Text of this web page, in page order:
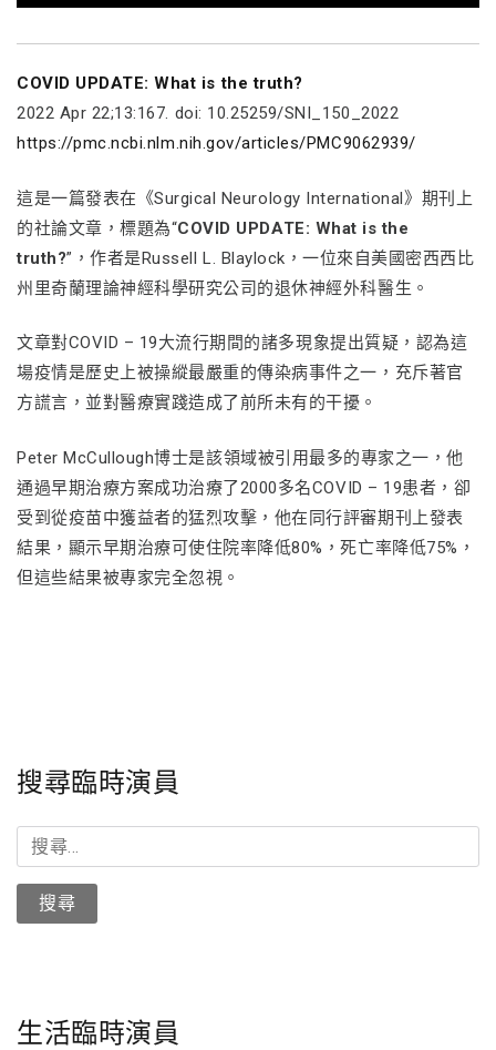
COVID UPDATE: What is the truth?
2022 Apr 22;13:167. doi: 10.25259/SNI_150_2022
https://pmc.ncbi.nlm.nih.gov/articles/PMC9062939/
這是一篇發表在《Surgical Neurology International》期刊上
的社論文章，標題為“COVID UPDATE: What is the
truth?”，作者是Russell L. Blaylock，一位來自美國密西西比
州里奇蘭理論神經科學研究公司的退休神經外科醫生。
文章對COVID – 19大流行期間的諸多現象提出質疑，認為這
場疫情是歷史上被操縱最嚴重的傳染病事件之一，充斥著官
方謊言，並對醫療實踐造成了前所未有的干擾。
Peter McCullough博士是該領域被引用最多的專家之一，他
通過早期治療方案成功治療了2000多名COVID – 19患者，卻
受到從疫苗中獲益者的猛烈攻擊，他在同行評審期刊上發表
結果，顯示早期治療可使住院率降低80%，死亡率降低75%，
但這些結果被專家完全忽視。
搜尋臨時演員
搜
尋
鍵
生活臨時演員